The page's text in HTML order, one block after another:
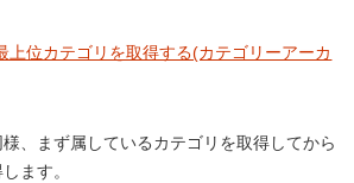
上位カテゴリを取得する(カテゴリーアーカ
、まず属しているカテゴリを取得してから
ます。